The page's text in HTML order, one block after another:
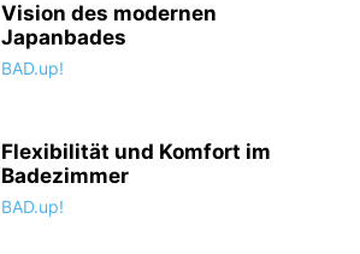
Vision des modernen
Japanbades
BAD.up!
Flexibilität und Komfort im
Badezimmer
BAD.up!